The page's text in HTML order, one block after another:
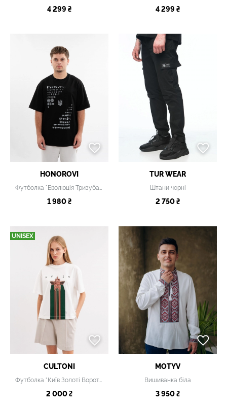
4 299 ₴ 4 299 ₴
HONOROVI
Футболка "Еволюція Тризуба" чорна
1 980 ₴
TUR WEAR
Штани чорні
2 750 ₴
UNISEX
CULTONI
Футболка "Київ Золоті Ворота" біла
2 000 ₴
MOTYV
Вишиванка біла
3 950 ₴